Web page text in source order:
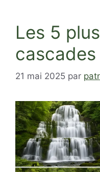
Les 5
21 mai 2025 par